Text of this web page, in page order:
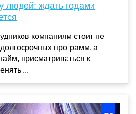
людей: ждать годами
компаниям стоит не
программ, а
присматриваться к
...